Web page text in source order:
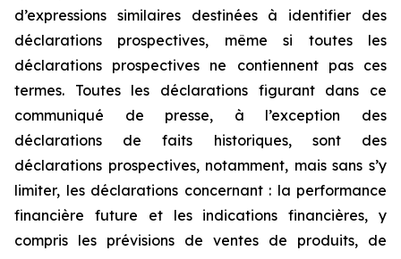
d’expressions similaires destinées à identifier des
déclarations prospectives, même si toutes les
déclarations prospectives ne contiennent pas ces
termes. Toutes les déclarations figurant dans ce
communiqué de presse, à l’exception des
déclarations de faits historiques, sont des
déclarations prospectives, notamment, mais sans s’y
limiter, les déclarations concernant : la performance
financière future et les indications financières, y
compris les prévisions de ventes de produits, de